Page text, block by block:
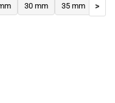
30 mm 35 mm 40
>